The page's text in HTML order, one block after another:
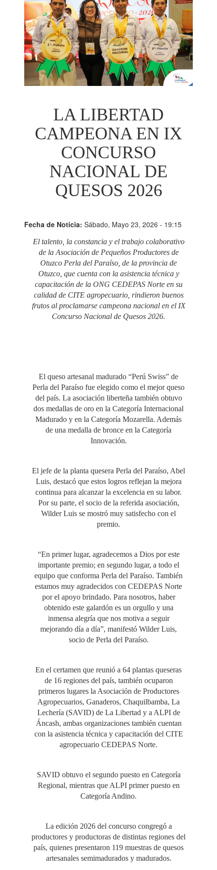
LA LIBERTAD
CAMPEONA EN IX
CONCURSO
NACIONAL DE
QUESOS 2026
Fecha de Noticia: Sábado, Mayo 23, 2026 - 19:15
El talento, la constancia y el trabajo colaborativo
de la Asociación de Pequeños Productores de
Otuzco Perla del Paraíso, de la provincia de
Otuzco, que cuenta con la asistencia técnica y
capacitación de la ONG CEDEPAS Norte en su
calidad de CITE agropecuario, rindieron buenos
frutos al proclamarse campeona nacional en el IX
Concurso Nacional de Quesos 2026.
El queso artesanal madurado “Perú Swiss” de
Perla del Paraíso fue elegido como el mejor queso
del país. La asociación liberteña también obtuvo
dos medallas de oro en la Categoría Internacional
Madurado y en la Categoría Mozarella. Además
de una medalla de bronce en la Categoría
Innovación.
El jefe de la planta quesera Perla del Paraíso, Abel
Luis, destacó que estos logros reflejan la mejora
continua para alcanzar la excelencia en su labor.
Por su parte, el socio de la referida asociación,
Wilder Luis se mostró muy satisfecho con el
premio.
“En primer lugar, agradecemos a Dios por este
importante premio; en segundo lugar, a todo el
equipo que conforma Perla del Paraíso. También
estamos muy agradecidos con CEDEPAS Norte
por el apoyo brindado. Para nosotros, haber
obtenido este galardón es un orgullo y una
inmensa alegría que nos motiva a seguir
mejorando día a día”, manifestó Wilder Luis,
socio de Perla del Paraíso.
En el certamen que reunió a 64 plantas queseras
de 16 regiones del país, también ocuparon
primeros lugares la Asociación de Productores
Agropecuarios, Ganaderos, Chaquilbamba, La
Lechería (SAVID) de La Libertad y a ALPI de
Áncash, ambas organizaciones también cuentan
con la asistencia técnica y capacitación del CITE
agropecuario CEDEPAS Norte.
SAVID obtuvo el segundo puesto en Categoría
Regional, mientras que ALPI primer puesto en
Categoría Andino.
La edición 2026 del concurso congregó a
productores y productoras de distintas regiones del
país, quienes presentaron 119 muestras de quesos
artesanales semimadurados y madurados.